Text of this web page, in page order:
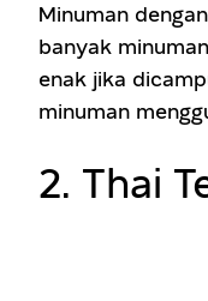
Minuman
banyak
enak jika
minuman
2. Thai